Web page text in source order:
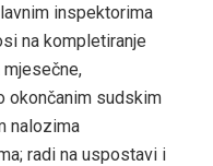
inspektorima
na kompletiranje
okončanim sudskim
nalozima
radi na uspostavi i